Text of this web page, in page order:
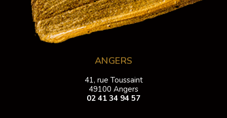
ANGERS
41, rue Toussaint
49100 Angers
02 41 34 94 57